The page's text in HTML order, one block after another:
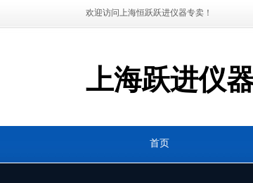
欢迎访问上海恒跃跃进仪器专卖！
上海跃进仪
首页